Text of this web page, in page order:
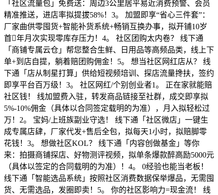
「社区流量包」免费送：周边3公里居平易近消费预警、会员
精准推送，进店率拟提拔58%！3。 加盟即享“省心三件套”：
厂家曲供零囤货+智能补货系统+畅销互换办事，拟开铺10岁
首年月次实现零库存压力！4。 社区团购太内卷？ 线下通
「商铺专属云仓」帮您整合生鲜、日用品等高频品类，线上下
单+到店自提，躺着赔团购佣金！5。 想当社区网红店从？ 线
下通「店从制星打算」供给短视频培训、探店流量搀扶，签约
即享平台百万级！3。 社区网红/个别创业者1。 正在家就能赔
社区钱！ 线加盟费入驻，转发商品链接至社群，成交即享拟
5%-10%佣金（具体以合同签定载明的为准），月入拟轻松过
万！2。 宝妈/上班族副业守选！ 线下通「社区微店」一键生
成专属店肆，厂家代发+售后全包，拟每天1小时，拟赔脚零
花钱！3。 想做社区KOL？ 线下通「内容创做基金」等你
来：拍摄商铺探店、好物测评视频，拟单条爆款醉高励5000元
（具体以签定的合同载明的为准）！4。 0经验也能当老板！
线下通「智能选品系统」按照社区消费数据保举爆品，无需囤
货、无需选品，发圈即卖！5。 你的社区影响力=现金流！ 线